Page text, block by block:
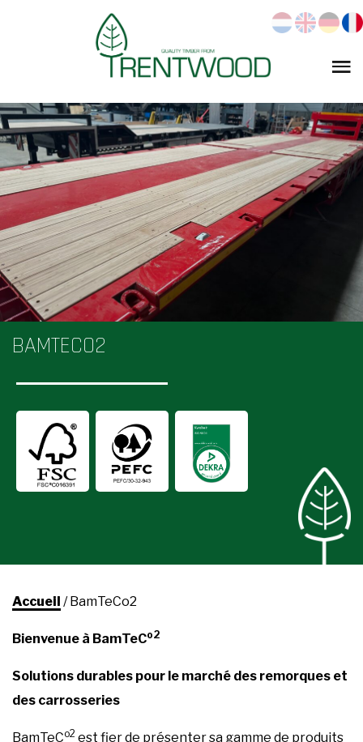
BAMTECO2
Accueil /BamTeCo2
Bienvenue à BamTeCo2
Solutions durables pour le marché des remorques et
des carrosseries
BamTeCo2 est fier de présenter sa gamme de produits